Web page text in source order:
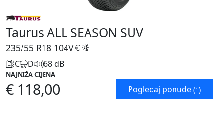
Taurus ALL SEASON SUV
235/55 R18 104V
C D 68 dB
NAJNIŽA CIJENA
€ 118,00 Pogledaj ponude (1)